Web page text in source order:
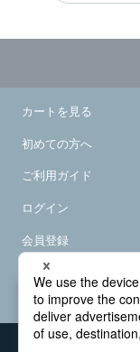
カートを見る
初めての方へ
ご利用ガイド
ログイン
会員登録
サイトマップ
－ ×